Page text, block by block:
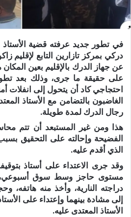
في تطور جديد عرفته قضية
دركي بمركز تازارين التابع لإقليم
عن جهاز الدرك بالإقليم بعين
على حقيقة ما جرى، وذلك بعد
احتجاجي كاد أن يتحول إلى انفلات
الغاضبون بالتضامن مع الأستاذ
رجال الدرك لمدة طويلة.
هذا ومن غير المستبعد أن تتم
الفضيحة وإحالته على التحقيق
الذي أقدم عليه.
وقد جرى الاعتداء على أستاذ
مستوى حاجز وسط سوق
دراجته النارية، وأخذ منه هاتفه،
إلى مشادة بينهما وإعتداء على
الأستاذ المعتدى عليه.